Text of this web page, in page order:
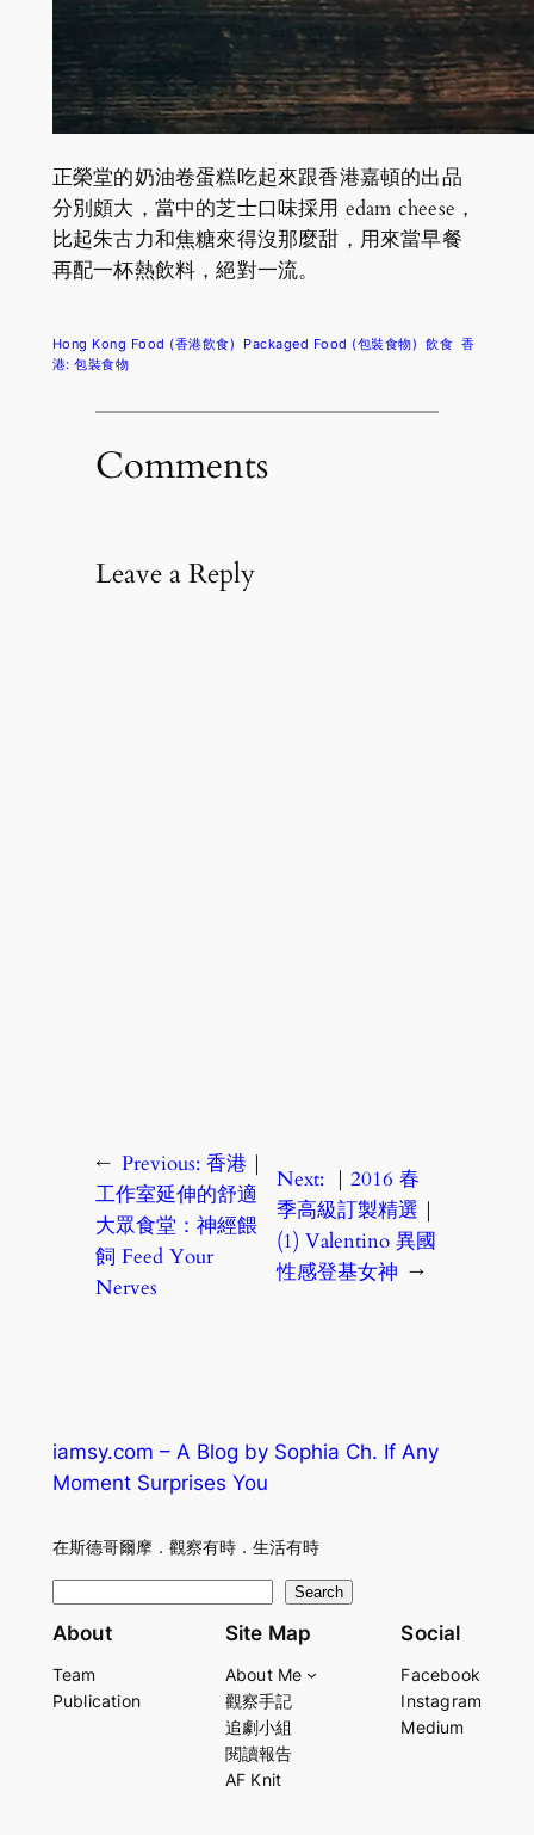
正榮堂的奶油卷蛋糕吃起來跟香港嘉頓的出品
分別頗大，當中的芝士口味採用 edam cheese，
比起朱古力和焦糖來得沒那麼甜，用來當早餐
再配一杯熱飲料，絕對一流。
Hong Kong Food (香港飲食) Packaged Food (包裝食物) 飲食 香
港: 包裝食物
Comments
Leave a Reply
← Previous: 香港｜
工作室延伸的舒適
大眾食堂：神經餵
飼 Feed Your
Nerves
Next: ｜2016 春
季高級訂製精選｜
(1) Valentino 異國
性感登基女神 →
iamsy.com – A Blog by Sophia Ch. If Any
Moment Surprises You
在斯德哥爾摩．觀察有時．生活有時
e
r
Search
About
Team
Publication
Site Map
About Me
觀察手記
追劇小組
閱讀報告
AF Knit
Social
Facebook
Instagram
Medium